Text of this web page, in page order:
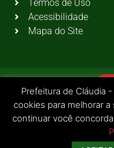
Termos de Uso
Acessibilidade
Mapa do Site
© 2026 Todos os Direitos
Prefeitura de Cláudia
cookies para melhorar
continuar você